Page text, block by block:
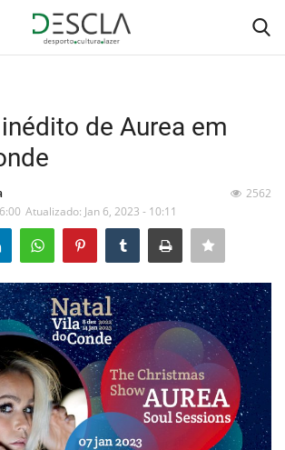
de Aurea em
Atualizado: Jan 6, 2023 - 10:11
2562